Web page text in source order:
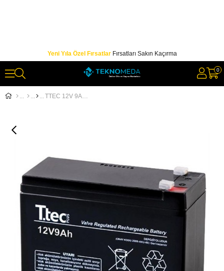
Yeni Yıla Özel FırsatlarFırsatları Sakın Kaçırma
0
TTEC 12V 9AH BAKIMSIZ KURU AKÜ